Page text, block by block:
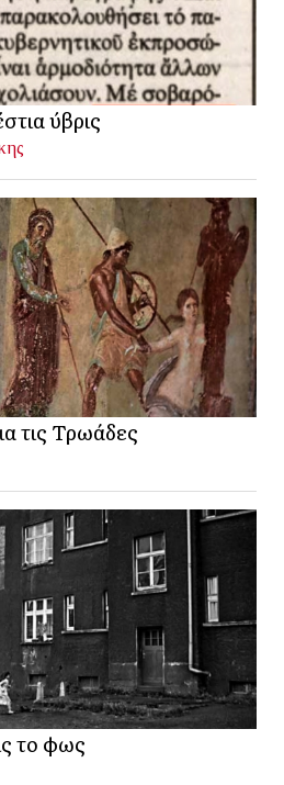
ύβρις
τις Τρωάδες
το φως